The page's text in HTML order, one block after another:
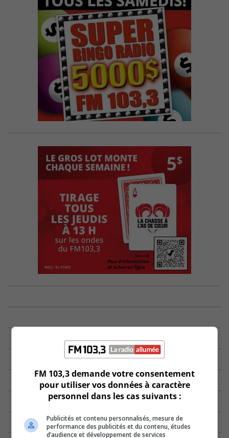
FM 103,3 demande votre consentement
pour utiliser vos données à caractère
personnel dans les cas suivants :
Publicités et contenu personnalisés, mesure de
performance des publicités et du contenu, études
d’audience et développement de services